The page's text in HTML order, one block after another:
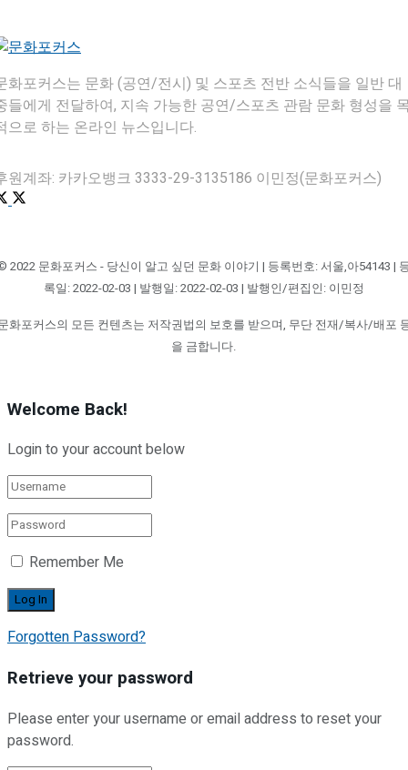
화포커스는 문화 (공연/전시) 및 스포츠 전반 소식들을 일반 대
들에게 전달하여, 지속 가능한 공연/스포츠 관람 문화 형성을
으로 하는 온라인 뉴스입니다.
원계좌: 카카오뱅크 3333-29-3135186 이민정(문화포커스)
2022 문화포커스 - 당신이 알고 싶던 문화 이야기 | 등록번호: 서울,아54143 |
록일: 2022-02-03 | 발행일: 2022-02-03 | 발행인/편집인: 이민정
화포커스의 모든 컨텐츠는 저작권법의 보호를 받으며, 무단 전재/복사/배포
을 금합니다.
Welcome Back!
Login to your account below
Remember Me
Forgotten Password?
Retrieve your password
Please enter your username or email address to reset your
password.